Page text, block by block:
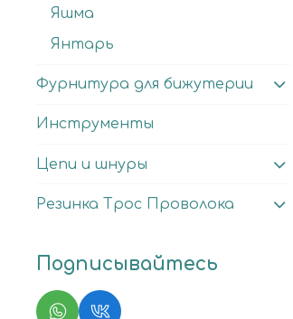
Яшма
Янтарь
Фурнитура для бижутерии
Инструменты
Цепи и шнуры
Резинка Трос Проволока
Подписывайтесь